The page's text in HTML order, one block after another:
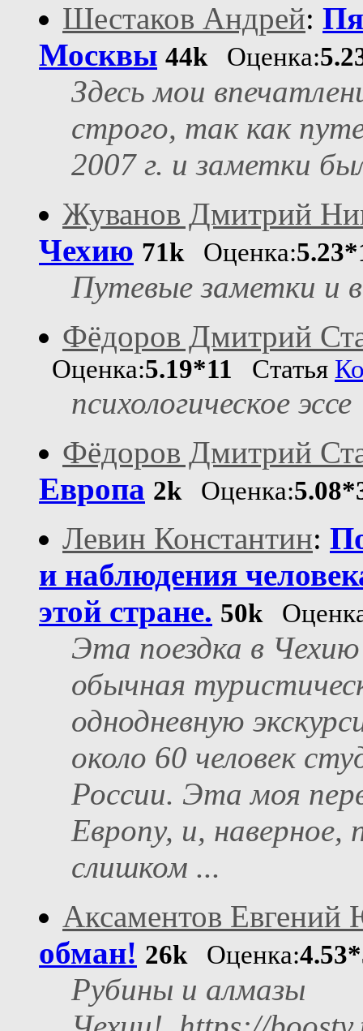
Шестаков Андрей:
Москвы 44kОценка:
Здесь мои
строго, так как
2007 г. и заметки
Жуванов Дмитрий
Чехию 71kОценка:
Путевые заметки и
Фёдоров Дмитрий
Оценка:5.19*11 Статья
психологическое эссе
Фёдоров Дмитрий
Европа 2kОценка:
Левин Константин:
и наблюдения
этой стране. 50k
Эта поездка в
обычная
однодневную
около 60 человек
России. Эта моя
Европу, и, наверное,
слишком ...
Аксаментов Евгений
обман! 26kОценка:
Рубины и алмазы